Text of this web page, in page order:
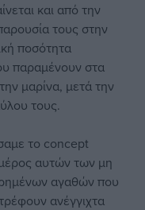
και από την
τους στην
ποσότητα
παραμένουν στα
μαρίνα, μετά την
τους.
το concept
αυτών των μη
αγαθών που
ανέγγιχτα